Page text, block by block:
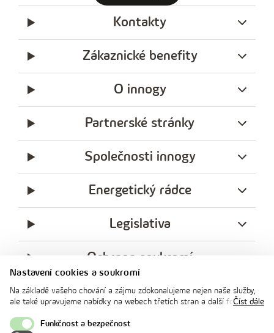
Nastavení cookies a soukromí
Na základě vašeho chování a zájmu zdokonalujeme nejen naše služby,
ale také upravujeme nabídky na webech třetích stran a další formy
souhlasu. Svoje nastavení můžete kdykoliv změnit v zápatí stránky v
Číst dále
Funkčnost a bezpečnost
Kontakty
Zákaznické benefity
O innogy
Partnerské stránky
Společnosti innogy
Energetický rádce
Legislativa
Ochrana soukromí
messengerfacebook
x
innogy
instagramyoutubeLinkedin